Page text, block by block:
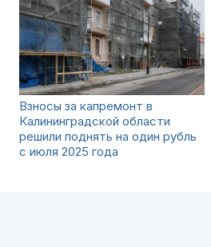
Взносы за капремонт в
Калининградской области
решили поднять на один рубль
с июля 2025 года